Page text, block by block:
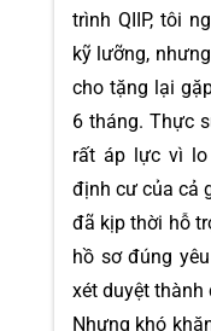
trình QIIP, tôi
kỹ lưỡng,
cho tặng lại
6 tháng. Thực
rất áp lực vì lo
định cư của cả
đã kịp thời hỗ
hồ sơ đúng
xét duyệt thành
Nhưng khó